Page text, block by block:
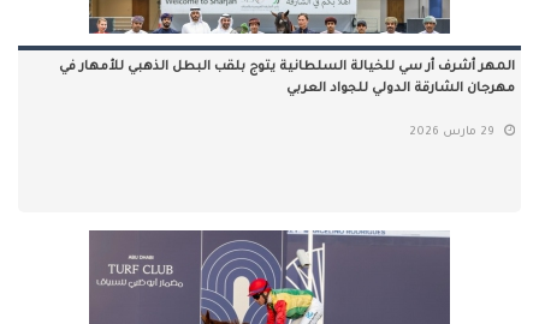
المهر أشرف أر سي للخيالة السلطانية يتوج بلقب البطل الذهبي للأمهار في
مهرجان الشارقة الدولي للجواد العربي
29 مارس 2026